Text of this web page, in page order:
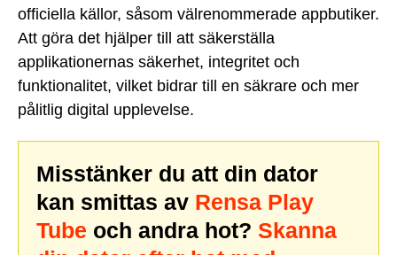
officiella källor, såsom välrenommerade appbutiker.
Att göra det hjälper till att säkerställa
applikationernas säkerhet, integritet och
funktionalitet, vilket bidrar till en säkrare och mer
pålitlig digital upplevelse.
Misstänker du att din dator
kan smittas av Rensa Play
Tube och andra hot? Skanna